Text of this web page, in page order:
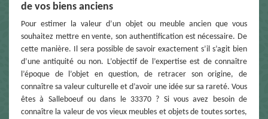
de vos biens anciens
Pour estimer la valeur d’un objet ou meuble ancien que vous
souhaitez mettre en vente, son authentification est nécessaire. De
cette manière. Il sera possible de savoir exactement s’il s’agit bien
d’une antiquité ou non. L’objectif de l’expertise est de connaître
l’époque de l’objet en question, de retracer son origine, de
connaître sa valeur culturelle et d’avoir une idée sur sa rareté. Vous
êtes à Salleboeuf ou dans le 33370 ? Si vous avez besoin de
connaître la valeur de vos vieux meubles et objets de toutes sortes,